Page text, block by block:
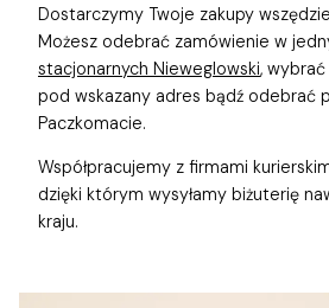
Dostarczymy Twoje zakupy
Możesz odebrać zamówienie w
stacjonarnych Nieweglowski, wybrać
pod wskazany adres bądź odebrać
Paczkomacie.
Współpracujemy z firmami
dzięki którym wysyłamy biżuterię
kraju.